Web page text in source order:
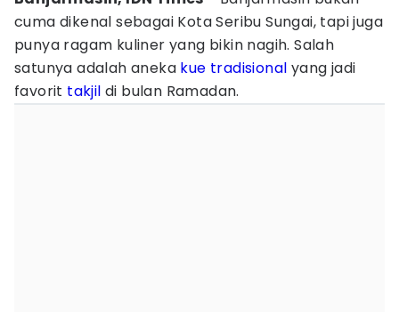
cuma dikenal sebagai Kota Seribu Sungai, tapi juga
punya ragam kuliner yang bikin nagih. Salah
satunya adalah aneka kue tradisional yang jadi
favorit takjil di bulan Ramadan.